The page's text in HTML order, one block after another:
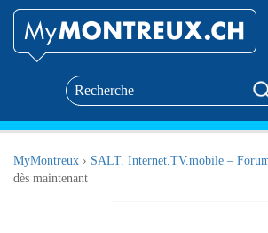
MyMontreux › SALT. Internet.TV.mobile –
dès maintenant